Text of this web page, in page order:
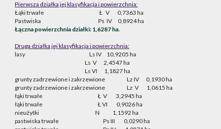
Pierwsza działka jej klasyfikacja i powierzchnia:
Łąki trwałe
Ł V
0,7363 ha
Pastwiska
Ps IV
0,8924 ha
Łączna powierzchnia działki: 1,6287 ha.
Druga działka jej klasyfikacja i powierzchnia:
lasy
Ls IV
10,9205 ha
Ls V
2,4547 ha
Ls VI
1,1827 ha
grunty zadrzewione i zakrzewione
Lz IV
0,1930 ha
grunty zadrzewione i zakrzewione
Lz V
1,0615 ha
łąki trwałe
Ł V
3,2945 ha
łąki trwałe
Ł VI
0,9026 ha
nieużytki
N
1,1592 ha
pastwiska trwałe
Ps III
0,0290 ha